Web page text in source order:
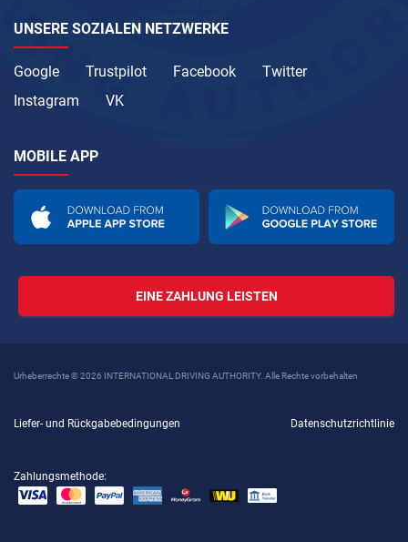
UNSERE SOZIALEN NETZWERKE
Google Trustpilot Facebook
Twitter
Instagram
VK
MOBILE APP
EINE ZAHLUNG LEISTEN
Urheberrechte © 2026 INTERNATIONAL DRIVING AUTHORITY. Alle Rechte vorbehalten
Liefer- und Rückgabebedingungen Datenschutzrichtlinie
Zahlungsmethode: